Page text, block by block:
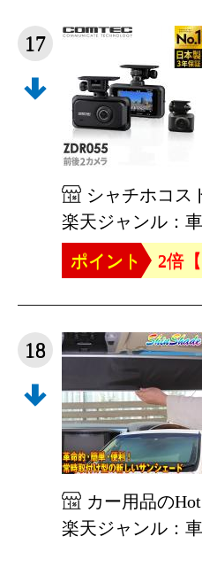
17
シャチホコス
楽天ジャンル：
ポイント
2倍
18
カー用品のHot
楽天ジャンル：